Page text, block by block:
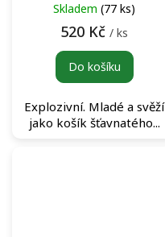
červené víno
Skladem (77 ks)
520 Kč / ks
Do košíku
Explozivní. Mladé a svěží
jako košík šťavnatého...